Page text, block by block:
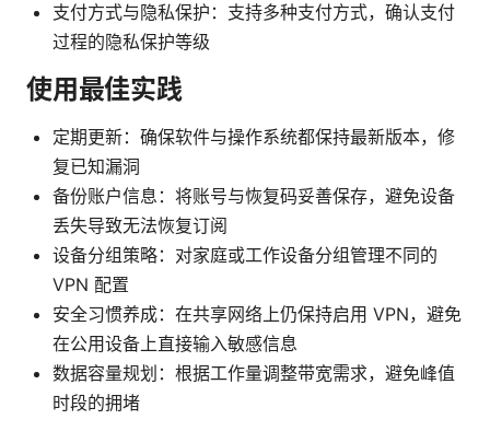
支付方式与隐私保护：支持多种支付方式，确认支付
过程的隐私保护等级
使用最佳实践
定期更新：确保软件与操作系统都保持最新版本，修
复已知漏洞
备份账户信息：将账号与恢复码妥善保存，避免设备
丢失导致无法恢复订阅
设备分组策略：对家庭或工作设备分组管理不同的
VPN 配置
安全习惯养成：在共享网络上仍保持启用 VPN，避免
在公用设备上直接输入敏感信息
数据容量规划：根据工作量调整带宽需求，避免峰值
时段的拥堵